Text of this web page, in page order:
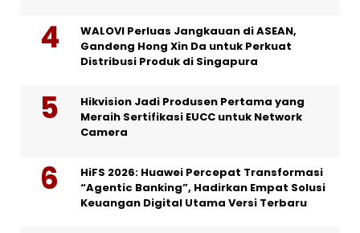
WALOVI Perluas Jangkauan di ASEAN,
Gandeng Hong Xin Da untuk Perkuat
Distribusi Produk di Singapura
Hikvision Jadi Produsen Pertama yang
Meraih Sertifikasi EUCC untuk Network
Camera
HiFS 2026: Huawei Percepat Transformasi
“Agentic Banking”, Hadirkan Empat Solusi
Keuangan Digital Utama Versi Terbaru